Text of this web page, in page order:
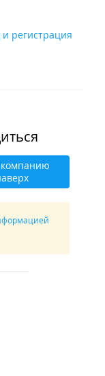
и регистрация
компанию